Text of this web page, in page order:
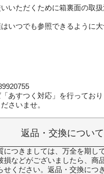
いただくために箱裏面の取
いつでも参照できるように
あすつく対応」を行っており
さいませ。
返品・交換について
につきましては、万全を期し
損などがございましたら、商
せください。返品・交換につ